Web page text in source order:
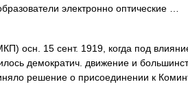
электронно оптические …
осн. 15 сент. 1919, когда под
демократич. движение и
решение о присоединении к